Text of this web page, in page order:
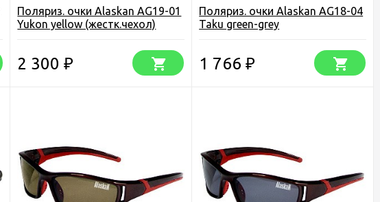
Поляриз. очки Alaskan AG19-01
Yukon yellow (жестк.чехол)
2 300₽
Поляриз. очки Alaskan AG18-04
Taku green-grey
1 766₽